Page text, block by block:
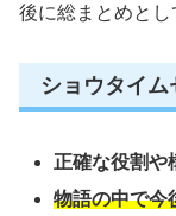
後に総まとめとし
ショウタイ
正確な役割や
物語の中で今